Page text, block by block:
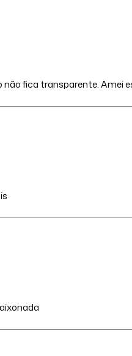
fica transparente. Amei